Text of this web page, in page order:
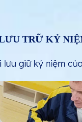
TRỮ KỶ
lưu giữ kỷ niệm